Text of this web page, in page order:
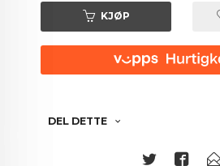
KJØP
DEL DETTE